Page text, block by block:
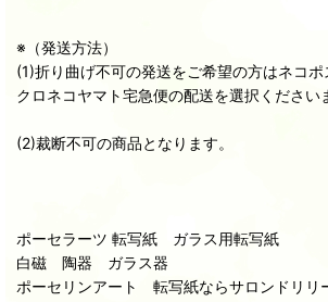
※（発送方法）
(1)折り曲げ不可の発送をご希望の方はネコポ
クロネコヤマト宅急便の配送を選択くださ
(2)裁断不可の商品となります。
ポーセラーツ 転写紙 ガラス用転写紙
白磁 陶器 ガラス器
ポーセリンアート 転写紙ならサロンドリリ